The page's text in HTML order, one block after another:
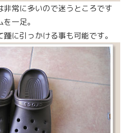
非常に多いので迷うところです
一足。
に引っかける事も可能です。